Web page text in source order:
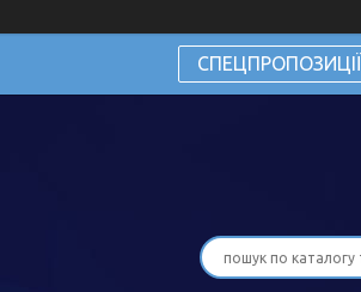
СПЕЦПРОПОЗИЦІЇ